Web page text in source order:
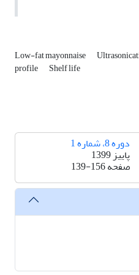
Low-fat mayonnaise
profile Shelf life
دوره 8، شماره 1
پاییز 1399
صفحه139-156